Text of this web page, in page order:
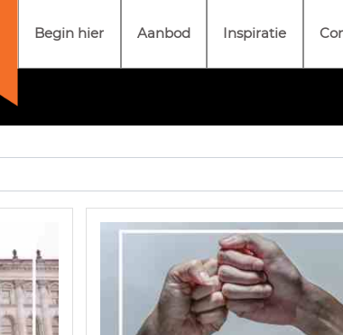
Begin hier Aanbod Inspiratie